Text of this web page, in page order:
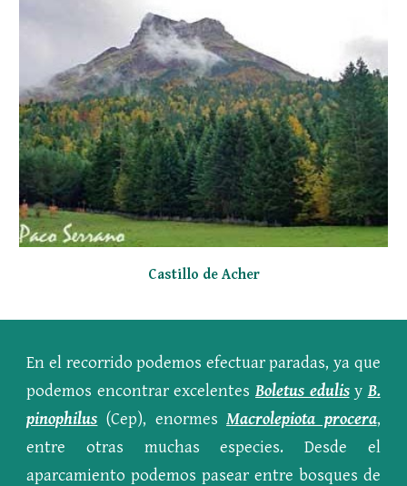
Castillo de Acher
En el recorrido podemos efectuar paradas, ya que
podemos encontrar excelentes Boletus edulisy B.
pinophilus (Cep), enormes Macrolepiota procera,
entre otras muchas especies. Desde el
aparcamiento podemos pasear entre bosques de